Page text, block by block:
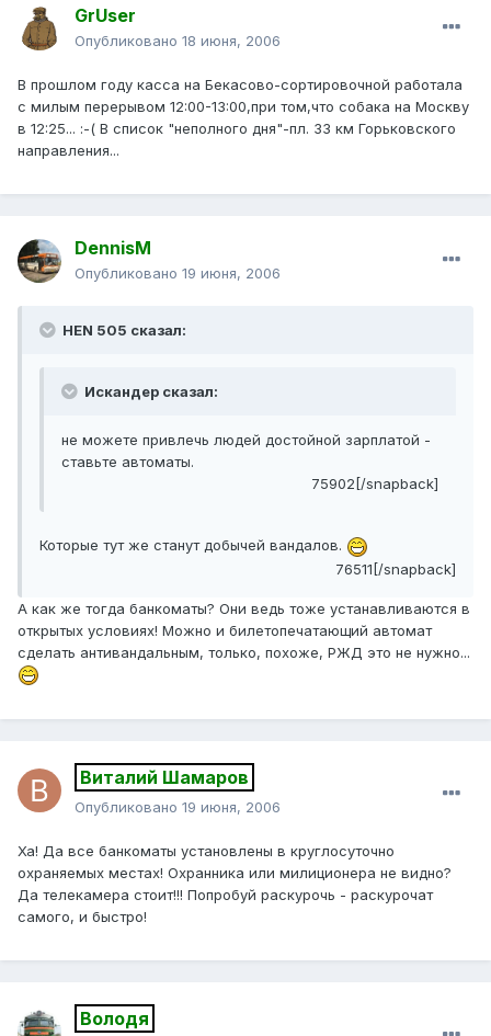
GrUser
Опубликовано 18 июня, 2006
В прошлом году касса на Бекасово-сортировочной работала
с милым перерывом 12:00-13:00,при том,что собака на Москву
в 12:25... :-( В список "неполного дня"-пл. 33 км Горьковского
направления...
DennisM
Опубликовано 19 июня, 2006
HEN 505 сказал:
Искандер сказал:
не можете привлечь людей достойной зарплатой -
ставьте автоматы.
75902[/snapback]
Которые тут же станут добычей вандалов.
76511[/snapback]
А как же тогда банкоматы? Они ведь тоже устанавливаются в
открытых условиях! Можно и билетопечатающий автомат
сделать антивандальным, только, похоже, РЖД это не нужно...
Виталий Шамаров
Опубликовано 19 июня, 2006
Ха! Да все банкоматы установлены в круглосуточно
охраняемых местах! Охранника или милиционера не видно?
Да телекамера стоит!!! Попробуй раскурочь - раскурочат
самого, и быстро!
Володя